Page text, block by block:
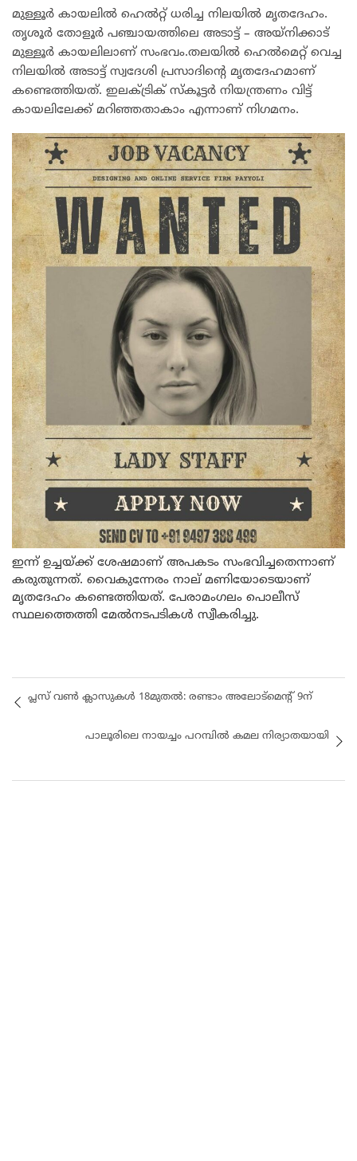
മുള്ളൂര്‍ കായലില്‍ ഹെല്‍റ്റ് ധരിച്ച നിലയില്‍ മൃതദേഹം.
തൃശൂര്‍ തോളൂര്‍ പഞ്ചായത്തിലെ അടാട്ട് – അയ്നിക്കാട്
മുള്ളൂര്‍ കായലിലാണ് സംഭവം.തലയില്‍ ഹെല്‍മെറ്റ് വെച്ച
നിലയില്‍ അടാട്ട് സ്വദേശി പ്രസാദിന്റെ മൃതദേഹമാണ്
കണ്ടെത്തിയത്. ഇലക്ട്രിക് സ്‌കൂട്ടര്‍ നിയന്ത്രണം വിട്ട്
കായലിലേക്ക് മറിഞ്ഞതാകാം എന്നാണ് നിഗമനം.
ഇന്ന് ഉച്ചയ്ക്ക് ശേഷമാണ് അപകടം സംഭവിച്ചതെന്നാണ്
കരുതുന്നത്. വൈകുന്നേരം നാല് മണിയോടെയാണ്
മൃതദേഹം കണ്ടെത്തിയത്. പേരാമംഗലം പൊലീസ്
സ്ഥലത്തെത്തി മേല്‍നടപടികള്‍ സ്വീകരിച്ചു.
പ്ലസ് വൺ ക്ലാസുകൾ 18മുതൽ: രണ്ടാം അലോട്മെന്റ് 9ന്
പാലൂരിലെ നായച്ചം പറമ്പിൽ കമല നിര്യാതയായി